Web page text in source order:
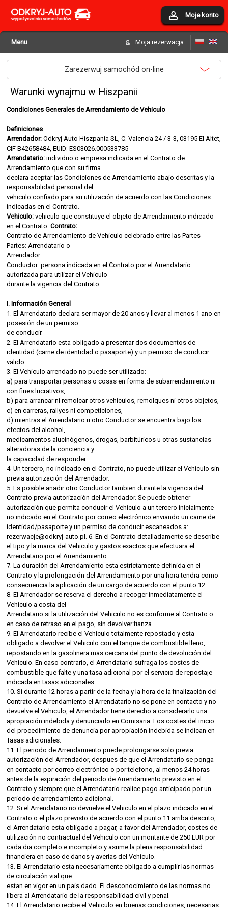
Moje konto
Moja rezerwacja
Menu
Zarezerwuj samochód on-line
Warunki wynajmu w Hiszpanii
Condiciones Generales de Arrendamiento de Vehiculo
Definiciones
Arrendador: Odkryj Auto Hiszpania SL, C. Valencia 24 / 3-3, 03195 El Altet,
CIF B42658484, EUID: ES03026.000533785
Arrendatario: individuo o empresa indicada en el Contrato de
Arrendamiento que con su firma
declara aceptar las Condiciones de Arrendamiento abajo descritas y la
responsabilidad personal del
vehiculo confiado para su utilización de acuerdo con las Condiciones
indicadas en el Contrato.
Vehiculo: vehiculo que constituye el objeto de Arrendamiento indicado
en el Contrato.Contrato:
Contrato de Arrendamiento de Vehiculo celebrado entre las Partes
Partes: Arrendatario o
Arrendador
Conductor: persona indicada en el Contrato por el Arrendatario
autorizada para utilizar el Vehiculo
durante la vigencia del Contrato.
I. Información General
1. El Arrendatario declara ser mayor de 20 anos y llevar al menos 1 ano en
posesión de un permiso
de conducir.
2. El Arrendatario esta obligado a presentar dos documentos de
identidad (carne de identidad o pasaporte) y un permiso de conducir
valido.
3. El Vehiculo arrendado no puede ser utilizado:
a) para transportar personas o cosas en forma de subarrendamiento ni
con fines lucrativos,
b) para arrancar ni remolcar otros vehiculos, remolques ni otros objetos,
c) en carreras, rallyes ni competiciones,
d) mientras el Arrendatario u otro Conductor se encuentra bajo los
efectos del alcohol,
medicamentos alucinógenos, drogas, barbitúricos u otras sustancias
alteradoras de la conciencia y
la capacidad de responder.
4. Un tercero, no indicado en el Contrato, no puede utilizar el Vehiculo sin
previa autorización del Arrendador.
5. Es posible anadir otro Conductor tambien durante la vigencia del
Contrato previa autorización del Arrendador. Se puede obtener
autorización que permita conducir el Vehiculo a un tercero inicialmente
no indicado en el Contrato por correo electrónico enviando un carne de
identidad/pasaporte y un permiso de conducir escaneados a:
rezerwacje@odkryj-auto.pl. 6. En el Contrato detalladamente se describe
el tipo y la marca del Vehiculo y gastos exactos que efectuara el
Arrendatario por el Arrendamiento.
7. La duración del Arrendamiento esta estrictamente definida en el
Contrato y la prolongación del Arrendamiento por una hora tendra como
consecuencia la aplicación de un cargo de acuerdo con el punto 12.
8. El Arrendador se reserva el derecho a recoger inmediatamente el
Vehiculo a costa del
Arrendatario si la utilización del Vehiculo no es conforme al Contrato o
en caso de retraso en el pago, sin devolver fianza.
9. El Arrendatario recibe el Vehiculo totalmente repostado y esta
obligado a devolver el Vehiculo con el tanque de combustible lleno,
repostando en la gasolinera mas cercana del punto de devolución del
Vehiculo. En caso contrario, el Arrendatario sufraga los costes de
combustible que falte y una tasa adicional por el servicio de repostaje
indicada en tasas adicionales.
10. Si durante 12 horas a partir de la fecha y la hora de la finalización del
Contrato de Arrendamiento el Arrendatario no se pone en contacto y no
devuelve el Vehiculo, el Arrendador tiene derecho a considerarlo una
apropiación indebida y denunciarlo en Comisaria. Los costes del inicio
del procedimiento de denuncia por apropiación indebida se indican en
Tasas adicionales.
11. El periodo de Arrendamiento puede prolongarse solo previa
autorización del Arrendador, despues de que el Arrendatario se ponga
en contacto por correo electrónico o por telefono, al menos 24 horas
antes de la expiración del periodo de Arrendamiento previsto en el
Contrato y siempre que el Arrendatario realice pago anticipado por un
periodo de arrendamiento adicional.
12. Si el Arrendatario no devuelve el Vehiculo en el plazo indicado en el
Contrato o el plazo previsto de acuerdo con el punto 11 arriba descrito,
el Arrendatario esta obligado a pagar, a favor del Arrendador, costes de
utilización no contractual del Vehiculo con un montante de 250 EUR por
cada dia completo e incompleto y asume la plena responsabilidad
financiera en caso de danos y averias del Vehiculo.
13. El Arrendatario esta necesariamente obligado a cumplir las normas
de circulación vial que
estan en vigor en un pais dado. El desconocimiento de las normas no
libera al Arrendatario de la responsabilidad civil y penal.
14. El Arrendatario recibe el Vehiculo en buenas condiciones, necesarias